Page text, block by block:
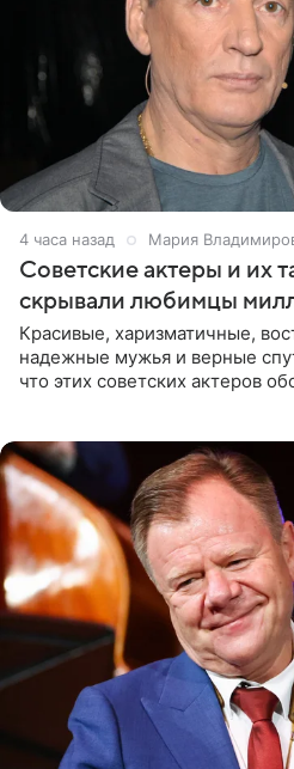
4 часа назад Мария
Советские актеры и их
скрывали любимцы
Красивые, харизматичные,
надежные мужья и верные
что этих советских актеров